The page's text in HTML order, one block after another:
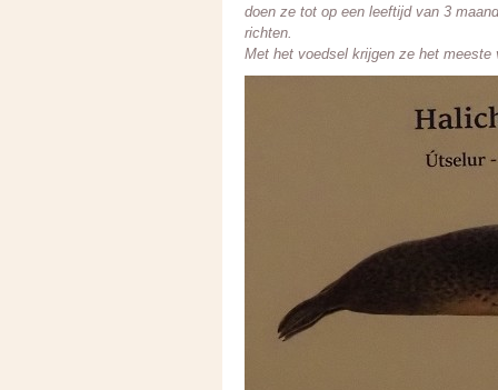
doen ze tot op een leeftijd van 3
richten.
Met het voedsel krijgen ze het meeste